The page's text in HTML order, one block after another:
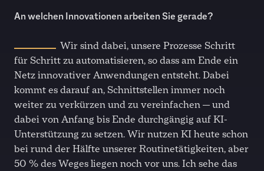
An welchen Innovationen arbeiten Sie gerade?
Wir sind dabei, unsere Prozesse Schritt
für Schritt zu automatisieren, so dass am Ende ein
Netz innovativer Anwendungen entsteht. Dabei
kommt es darauf an, Schnittstellen immer noch
weiter zu verkürzen und zu vereinfachen — und
dabei von Anfang bis Ende durchgängig auf KI-
Unterstützung zu setzen. Wir nutzen KI heute schon
bei rund der Hälfte unserer Routinetätigkeiten, aber
50 %des Weges liegen noch vor uns. Ich sehe das